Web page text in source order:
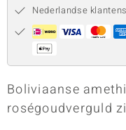
Nederlandse
Boliviaanse
roségoudverguld